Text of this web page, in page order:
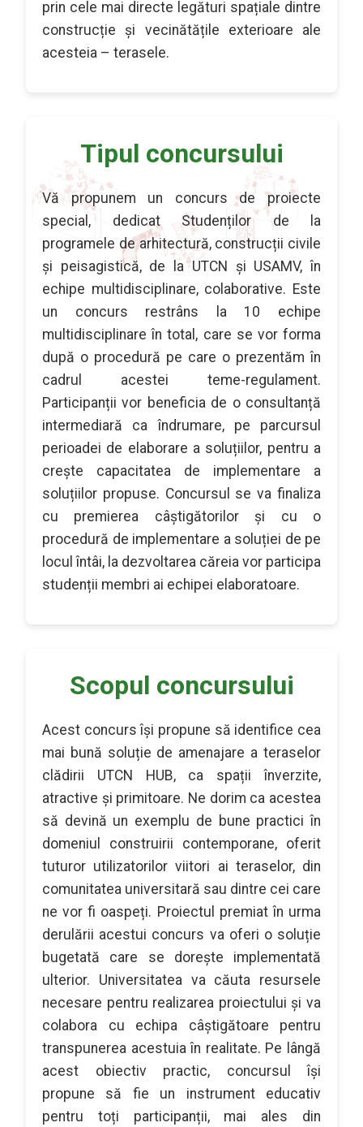
prin cele mai directe legături spațiale dintre
construcție și vecinătățile exterioare ale
acesteia – terasele.
Tipul concursului
Vă propunem un concurs de proiecte
special, dedicat Studenților de la
programele de arhitectură, construcții civile
și peisagistică, de la UTCN și USAMV, în
echipe multidisciplinare, colaborative. Este
un concurs restrâns la 10 echipe
multidisciplinare în total, care se vor forma
după o procedură pe care o prezentăm în
cadrul acestei teme-regulament.
Participanții vor beneficia de o consultanță
intermediară ca îndrumare, pe parcursul
perioadei de elaborare a soluțiilor, pentru a
crește capacitatea de implementare a
soluțiilor propuse. Concursul se va finaliza
cu premierea câștigătorilor și cu o
procedură de implementare a soluției de pe
locul întâi, la dezvoltarea căreia vor participa
studenții membri ai echipei elaboratoare.
Scopul concursului
Acest concurs își propune să identifice cea
mai bună soluție de amenajare a teraselor
clădirii UTCN HUB, ca spații înverzite,
atractive și primitoare. Ne dorim ca acestea
să devină un exemplu de bune practici în
domeniul construirii contemporane, oferit
tuturor utilizatorilor viitori ai teraselor, din
comunitatea universitară sau dintre cei care
ne vor fi oaspeți. Proiectul premiat în urma
derulării acestui concurs va oferi o soluție
bugetată care se dorește implementată
ulterior. Universitatea va căuta resursele
necesare pentru realizarea proiectului și va
colabora cu echipa câștigătoare pentru
transpunerea acestuia în realitate. Pe lângă
acest obiectiv practic, concursul își
propune să fie un instrument educativ
pentru toți participanții, mai ales din